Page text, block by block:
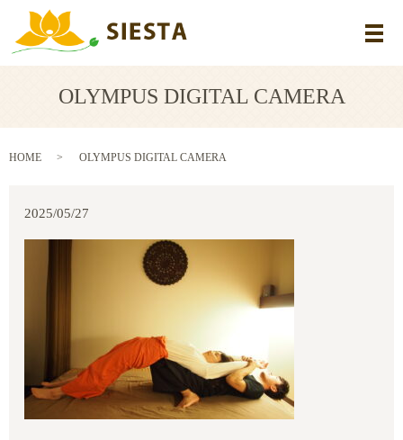
メ
OLYMPUS DIGITAL CAMERA
HOME OLYMPUS DIGITAL CAMERA
2025/05/27